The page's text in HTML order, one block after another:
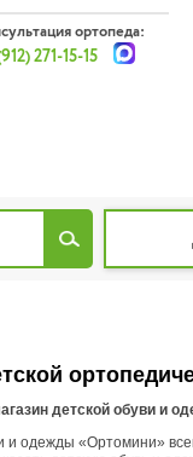
ортопеда:
271-15-15
детской обуви и
и одежды «Ортомини»